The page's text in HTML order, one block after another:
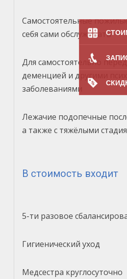
Самостоятельные
себя сами обслуживать
Для самостоятельно
деменцией и другими
заболеваниями
Лежачие подопечные
а также с тяжёлыми
В стоимость входит
5-ти разовое
Гигиенический уход
Медсестра круглосуточно